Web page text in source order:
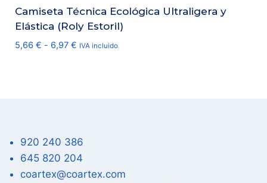
Camiseta Técnica Ecológica Ultraligera y
Elástica (Roly Estoril)
5,66 € - 6,97 €Rango
IVA incluido
920 240 386
645 820 204
coartex@coartex.com